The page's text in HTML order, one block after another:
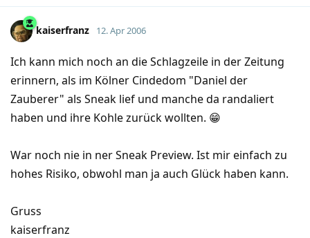
kaiserfranz 12. Apr 2006
Ich kann mich noch an die Schlagzeile in der Zeitung
erinnern, als im Kölner Cindedom "Daniel der
Zauberer" als Sneak lief und manche da randaliert
haben und ihre Kohle zurück wollten. 😁
War noch nie in ner Sneak Preview. Ist mir einfach zu
hohes Risiko, obwohl man ja auch Glück haben kann.
Gruss
kaiserfranz